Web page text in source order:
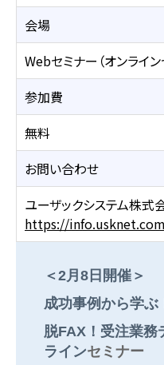
会場
Webセミナー（オンライン
参加費
無料
お問い合わせ
ユーザックシステム株式
https://